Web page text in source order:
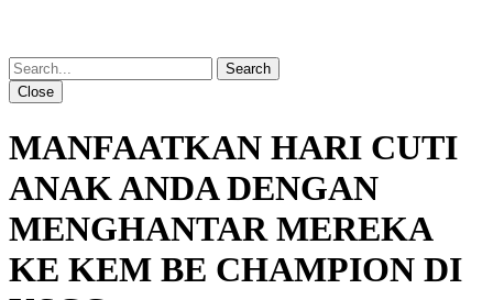
Close
MANFAATKAN HARI CUTI
ANAK ANDA DENGAN
MENGHANTAR MEREKA
KE KEM BE CHAMPION DI